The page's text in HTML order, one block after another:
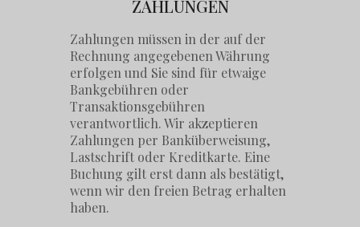
ZAHLUNGEN
Zahlungen müssen in der auf der
Rechnung angegebenen Währung
erfolgen und Sie sind für etwaige
Bankgebühren oder
Transaktionsgebühren
verantwortlich. Wir akzeptieren
Zahlungen per Banküberweisung,
Lastschrift oder Kreditkarte. Eine
Buchung gilt erst dann als bestätigt,
wenn wir den freien Betrag erhalten
haben.